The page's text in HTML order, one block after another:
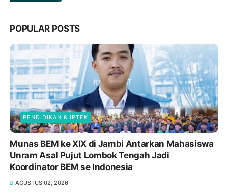
POPULAR POSTS
PENDIDIKAN & IPTEK
Munas BEM ke XIX di Jambi Antarkan Mahasiswa
Unram Asal Pujut Lombok Tengah Jadi
Koordinator BEM se Indonesia
AGUSTUS 02, 2026